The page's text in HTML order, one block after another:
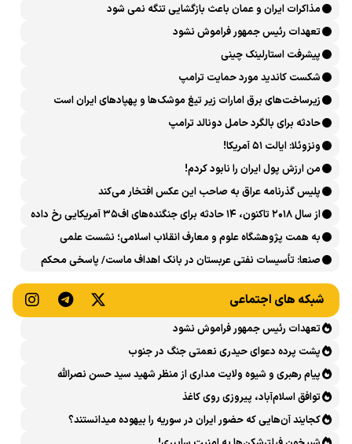
مذاکرات ایران و عمان باعث بازگشایی تنگه نمی شود
تعهدات رئیس جمهور فراموش نشود
پیشرفت ‏استارلینک چینی
شکست کاندید مورد حمایت ترامپ
زیرساخت‌های برق امارات زیر تیغ موشک‌ها و پهپادهای ایران است
حادثه برای بالگرد حامل دونالد ترامپ
ونزوئلا: ایالت ۵۱ آمریکا!
من ارزش پول ایران را نابود کردم!
پلیس گذرنامه عراق به صاحب این عکس افتخار می‌کند
از سال ۲۰۱۸ تاکنون، ۱۴ حادثه برای جنگنده‌های اف۳۵ آمریکایی رخ داده
است
به همت پژوهشگاه علوم و معارف انقلاب اسلامی؛ نشست علمی
«اربعین حسینی در منظومه فکری رهبر شهید، امام خامنه‌ای» برگزار
صنعا: تأسیسات نفتی عربستان در بانک اهداف ماست/ پاسخی محکم
شبکه های اجتماعی
تعهدات رئیس جمهور فراموش نشود
پشت پرده دعوای حیدری نعمتی جنگ در جنوب
پیام رهبری و شیوه ولایت مداری از منظر شهید سید حسن نصرالله
توافق اسلام‌آباد، پیروزی روی کاغذ
کجایند آن‌هایی که حضور ایران در سوریه را بیهوده میدانستند؟